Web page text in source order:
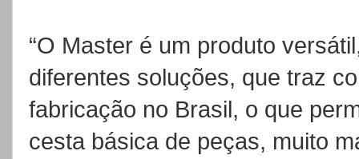
“O Master é um produto
diferentes soluções, que traz
fabricação no Brasil, o que
cesta básica de peças, muito